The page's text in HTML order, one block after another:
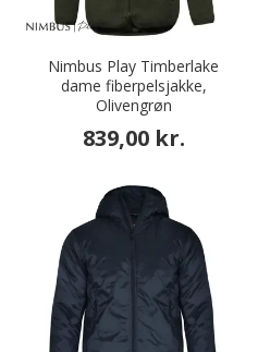
Nimbus Play Timberlake
dame fiberpelsjakke,
Olivengrøn
839,00 kr.